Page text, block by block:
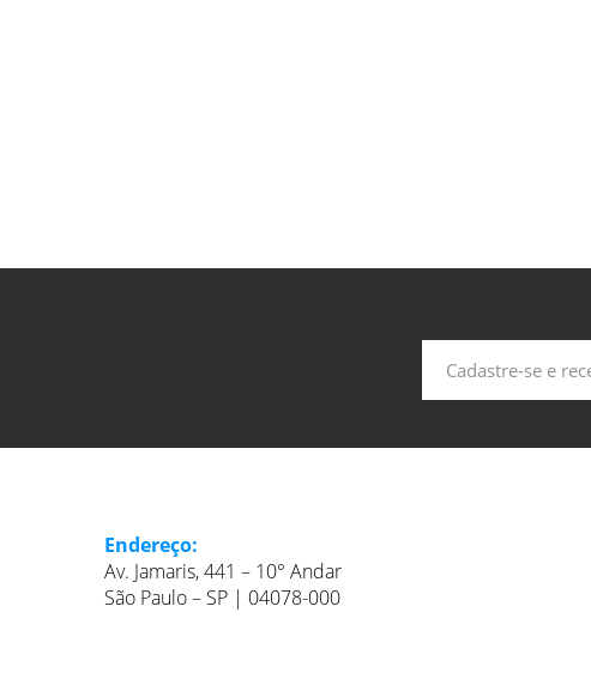
Endereço:
Av. Jamaris, 441 – 10° Andar
São Paulo – SP | 04078-000